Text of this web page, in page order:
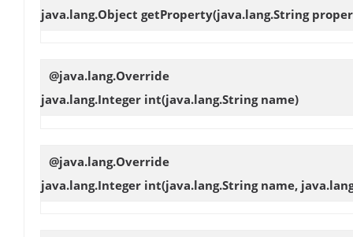
java.lang.Object getProperty(java.lang.String
@java.lang.Override
java.lang.Integer int(java.lang.String name)
@java.lang.Override
java.lang.Integer int(java.lang.String name,